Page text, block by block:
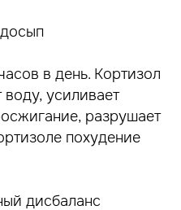
в день. Кортизол
усиливает
разрушает
похудение
дисбаланс